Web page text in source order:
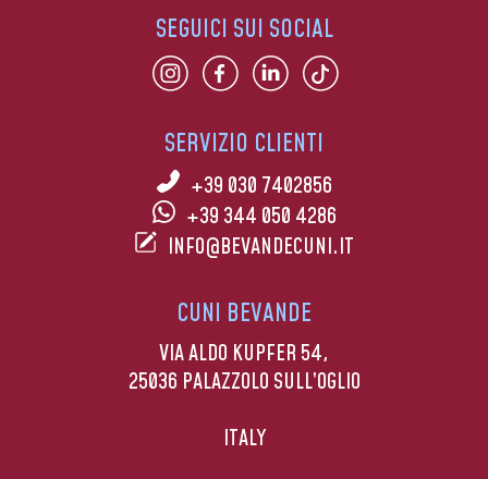
SERVIZIO CLIENTI
+39 030 7402856
+39 344 050 4286
INFO@BEVANDECUNI.IT
CUNI BEVANDE
VIA ALDO KUPFER 54,
25036 PALAZZOLO SULL’OGLIO
ITALY
SEGUICI SUI SOCIAL